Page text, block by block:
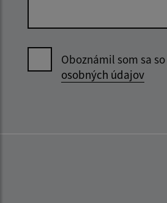
Oboznámil som sa so
osobných údajov